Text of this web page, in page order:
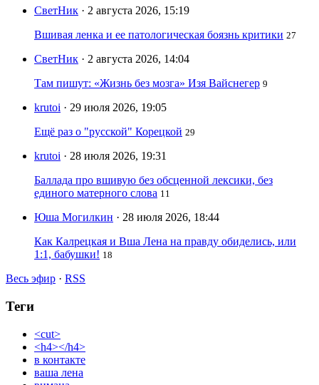
СветНик · 2 августа 2026, 15:19
Вшивая ленка и ее патологическая боязнь критики 27
СветНик · 2 августа 2026, 14:04
Там пишут: «Жизнь без мозга» Изя Вайснегер 9
krutoi · 29 июля 2026, 19:05
Ещё раз о "русской" Корецкой 29
krutoi · 28 июля 2026, 19:31
Баллада про вшивую без обсценной лексики, без
единого матерного слова 11
Юша Могилкин · 28 июля 2026, 18:44
Как Калрецкая и Вша Лена на правду обиделись, или
1:1, бабушки! 18
Весь эфир · RSS
Теги
<cut>
<h4></h4>
в контакте
ваша лена